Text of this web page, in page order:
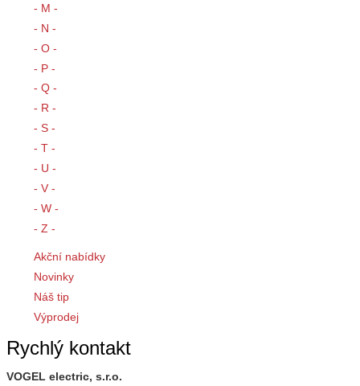
- M -
- N -
- O -
- P -
- Q -
- R -
- S -
- T -
- U -
- V -
- W -
- Z -
Akční nabídky
Novinky
Náš tip
Výprodej
Rychlý kontakt
VOGEL electric, s.r.o.